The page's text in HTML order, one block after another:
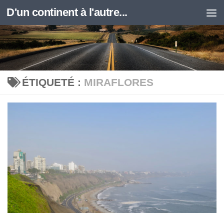
Skip to content
D'un continent à l'autre...
ÉTIQUETÉ : MIRAFLORES